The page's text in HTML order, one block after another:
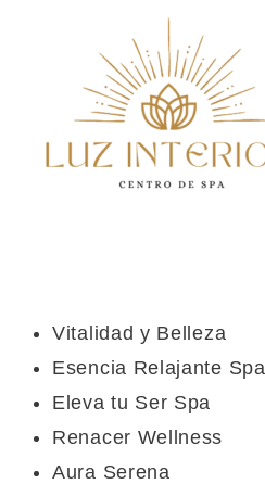
Vitalidad y Belleza
Esencia Relajante Spa
Eleva tu Ser Spa
Renacer Wellness
Aura Serena